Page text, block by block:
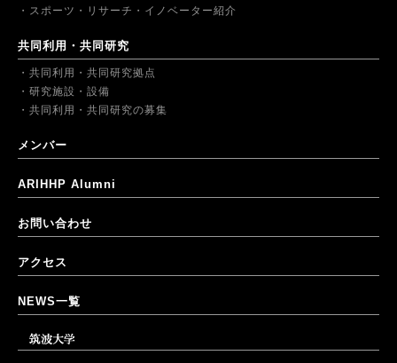
スポーツ・リサーチ・イノベーター紹介
共同利用・共同研究
共同利用・共同研究拠点
研究施設・設備
共同利用・共同研究の募集
メンバー
ARIHHP Alumni
お問い合わせ
アクセス
NEWS一覧